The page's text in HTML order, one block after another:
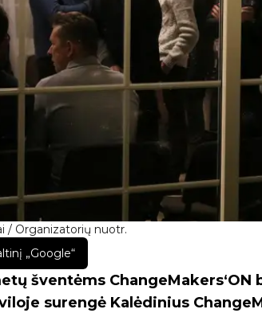
/ Organizatorių nuotr.
„Google“
šventėms ChangeMakers‘ON
surengė Kalėdinius